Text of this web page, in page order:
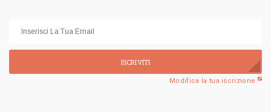
ISCRIVITI
Modifica la tua iscrizione